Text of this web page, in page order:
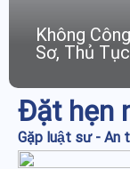
Không
Sơ, Thủ Tục
Đặt hẹn
Gặp luật sư - An